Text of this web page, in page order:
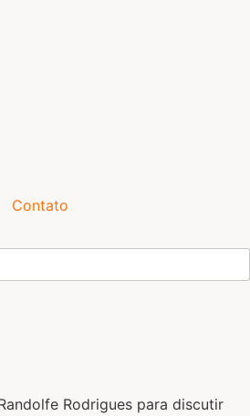
Contato
Rodrigues para discutir